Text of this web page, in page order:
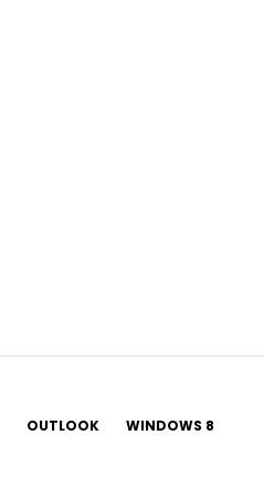
OUTLOOK WINDOWS 8